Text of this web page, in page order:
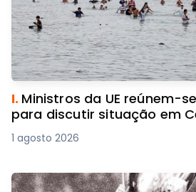
I. Ministros da UE reúnem-
para discutir situação em
1 agosto 2026